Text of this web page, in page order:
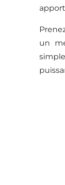
un